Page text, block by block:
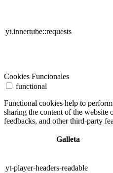
yt.innertube::requests
Cookies Funcionales
functional
Functional cookies help to
sharing the content of the website
feedbacks, and other third-party
Galleta
yt-player-headers-readable